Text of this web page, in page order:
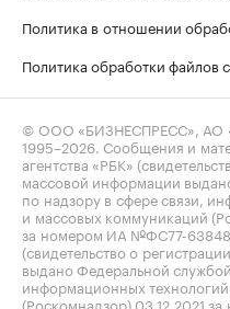
Политика в отношении
Политика обработки файлов
© ООО «БИЗНЕСПРЕСС», АО
1995–2026 . Сообщения и
агентства «РБК»
массовой информации
по надзору в сфере связи,
и массовых коммуникаций
за номером ИА №ФС77-
(свидетельство о
выдано Федеральной
информационных
(Роскомнадзор) 03.12.2021